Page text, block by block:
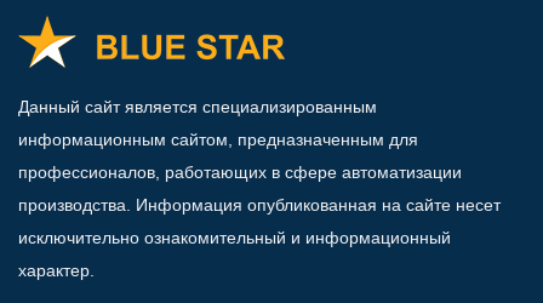
Данный сайт является специализированным
информационным сайтом, предназначенным для
профессионалов, работающих в сфере автоматизации
производства. Информация опубликованная на сайте несет
исключительно ознакомительный и информационный
характер.